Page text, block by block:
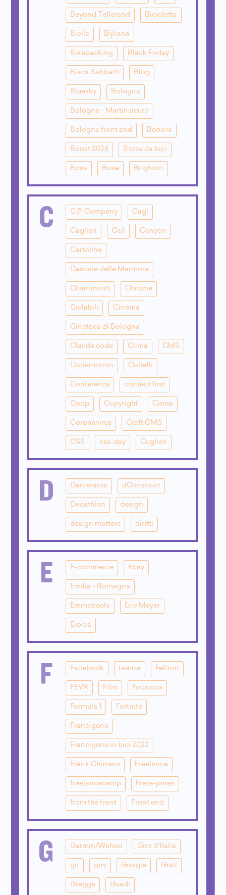
Beyond Tellerand Bicicletta
Biella Bijliana
Bikepacking Black Friday
Black Sabbath Blog
Bluesky Bologna
Bologna - Martinsicuro
Bologna front end Bonora
Boost 2026 Borse da bici
Bosa Boxe Brighton
C C.P. Company Cagl
Cagliari Call Canyon
Cartoline
Cascate delle Marmore
Chiarimonti Chrome
Ciclabili Cinema
Cineteca di Bologna
Claude code Clima CMS
Codemotion Coltelli
Conferenza content first
Coop Copyright Corea
Coronavirus Craft CMS
CSS css-day Cuglieri
D Danimarca dConstruct
Decathlon design
design matters diritti
E E-commerce Ebay
Emilia - Romagna
Emmaboshi Eric Meyer
Eroica
F Facebook faenza Feltron
FEVR Film Focaccia
Formula 1 Fortnite
Francigena
Francigena in bici 2022
Frank Chimero Freelance
freelancecamp Frere-jones
from the front Front end
G Garmin/Wahoo Giro d'Italia
git gnv Google Grail
Gregge Guadi